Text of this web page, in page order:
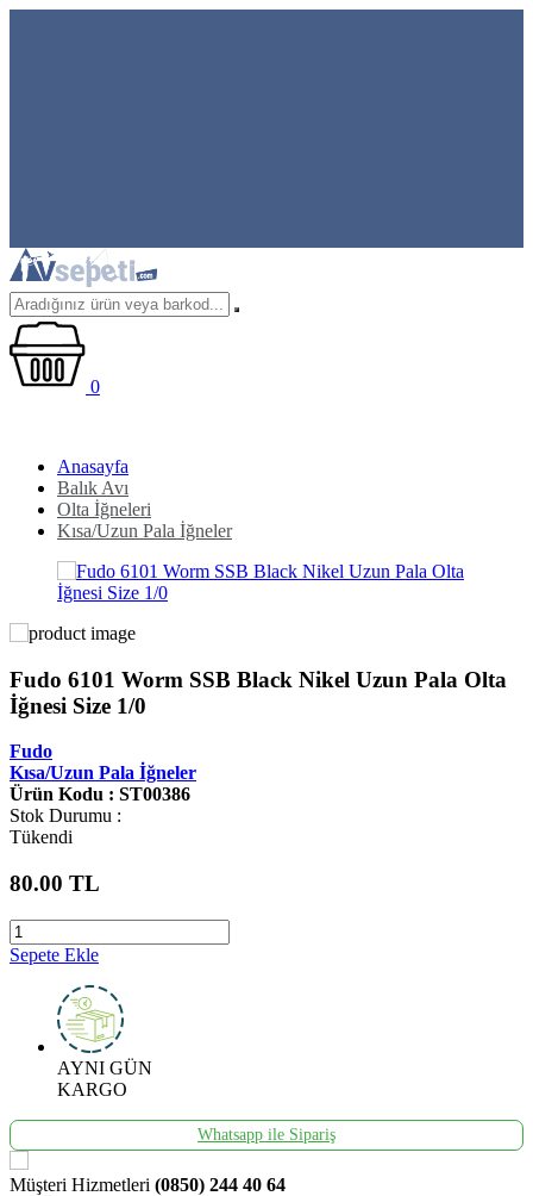
0
Anasayfa
Balık Avı
Olta İğneleri
Kısa/Uzun Pala İğneler
Fudo 6101 Worm SSB Black Nikel Uzun Pala Olta
İğnesi Size 1/0
Fudo
Kısa/Uzun Pala İğneler
Ürün Kodu : ST00386
Stok Durumu :
Tükendi
80.00 TL
Sepete Ekle
AYNI GÜN
KARGO
Whatsapp ile Sipariş
Müşteri Hizmetleri (0850) 244 40 64